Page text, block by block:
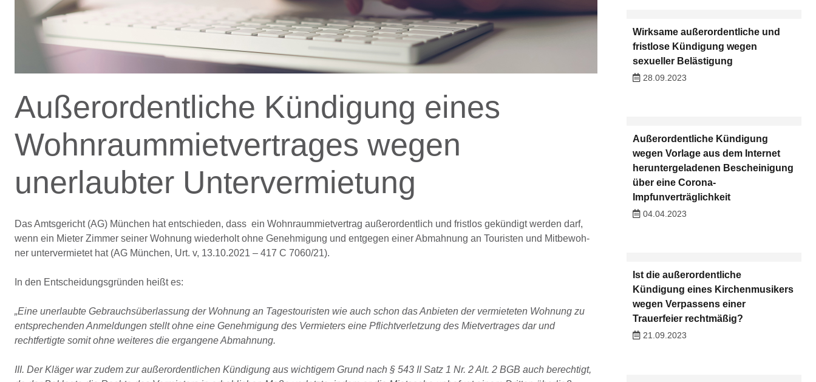
Außerordentliche Kündigung eines
Wohnraummietvertrages wegen
unerlaubter Untervermietung
Das Amtsgericht (AG) München hat entschieden, dass ein Wohnraummietvertrag außerordentlich und fristlos gekündigt werden darf,
wenn ein Mieter Zim­mer sei­ner Woh­nung wie­der­holt ohne Ge­neh­mi­gung und ent­ge­gen einer Ab­mah­nung an Tou­ris­ten und Mit­be­woh­
ner un­ter­ver­mie­tet hat (AG München, Urt. v, 13.10.2021 – 417 C 7060/21).
In den Entscheidungsgründen heißt es:
„Eine unerlaubte Gebrauchsüberlassung der Wohnung an Tagestouristen wie auch schon das Anbieten der vermieteten Wohnung zu
entsprechenden Anmeldungen stellt ohne eine Genehmigung des Vermieters eine Pflichtverletzung des Mietvertrages dar und
rechtfertigte somit ohne weiteres die ergangene Abmahnung.
III. Der Kläger war zudem zur außerordentlichen Kündigung aus wichtigem Grund nach § 543 II Satz 1 Nr. 2 Alt. 2 BGB auch berechtigt,
Wirksame außerordentliche und
fristlose Kündigung wegen
sexueller Belästigung
28.09.2023
Außerordentliche Kündigung
wegen Vorlage aus dem Internet
heruntergeladenen Bescheinigung
über eine Corona-
Impfunverträglichkeit
04.04.2023
Ist die außerordentliche
Kündigung eines Kirchenmusikers
wegen Verpassens einer
Trauerfeier rechtmäßig?
21.09.2023